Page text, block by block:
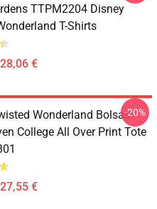
TTPM2204 Disney
T-Shirts
€
Wonderland Bolsas -
College All Over Print Tote
€
-20%